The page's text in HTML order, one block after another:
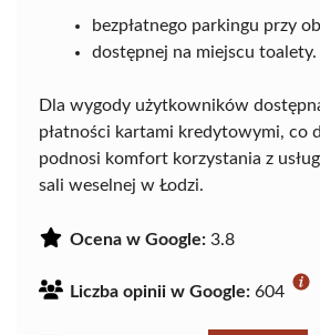
bezpłatnego parkingu przy
dostępnej na miejscu toalety.
Dla wygody użytkowników
płatności kartami kredytowymi, co
podnosi komfort korzystania z
sali weselnej w Łodzi.
Ocena w Google: 3.8
Liczba opinii w Google: 604